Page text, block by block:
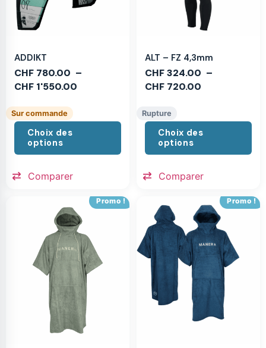
ADDIKT
CHF 780.00 –
CHF 1'550.00
Sur commande
Choix des
options
Comparer
ALT – FZ 4,3mm
CHF324.00 –
CHF 720.00
Rupture
Choix des
options
Comparer
Promo ! Promo !